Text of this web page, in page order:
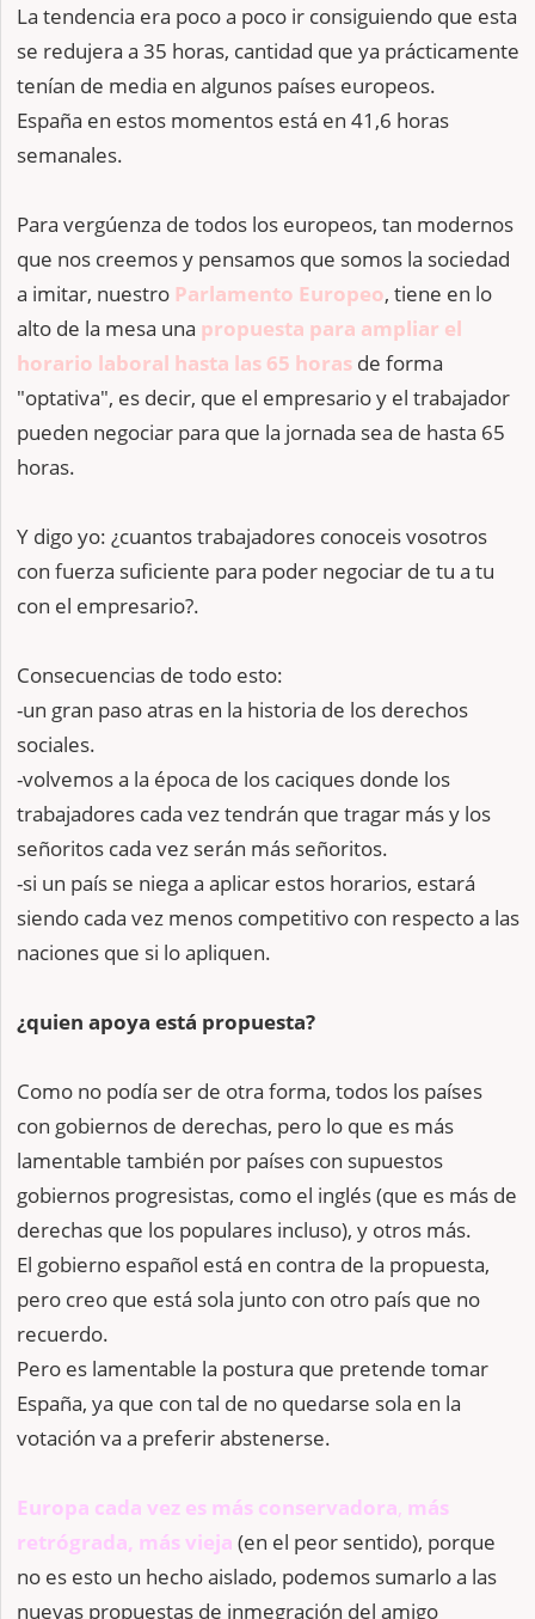
La tendencia era poco a poco ir consiguiendo que esta
se redujera a 35 horas, cantidad que ya prácticamente
tenían de media en algunos países europeos.
España en estos momentos está en 41,6 horas
semanales.
Para vergúenza de todos los europeos, tan modernos
que nos creemos y pensamos que somos la sociedad
a imitar, nuestro Parlamento Europeo, tiene en lo
alto de la mesa una propuesta para ampliar el
horario laboral hasta las 65 horas de forma
"optativa", es decir, que el empresario y el trabajador
pueden negociar para que la jornada sea de hasta 65
horas.
Y digo yo: ¿cuantos trabajadores conoceis vosotros
con fuerza suficiente para poder negociar de tu a tu
con el empresario?.
Consecuencias de todo esto:
-un gran paso atras en la historia de los derechos
sociales.
-volvemos a la época de los caciques donde los
trabajadores cada vez tendrán que tragar más y los
señoritos cada vez serán más señoritos.
-si un país se niega a aplicar estos horarios, estará
siendo cada vez menos competitivo con respecto a las
naciones que si lo apliquen.
¿quien apoya está propuesta?
Como no podía ser de otra forma, todos los países
con gobiernos de derechas, pero lo que es más
lamentable también por países con supuestos
gobiernos progresistas, como el inglés (que es más de
derechas que los populares incluso), y otros más.
El gobierno español está en contra de la propuesta,
pero creo que está sola junto con otro país que no
recuerdo.
Pero es lamentable la postura que pretende tomar
España, ya que con tal de no quedarse sola en la
votación va a preferir abstenerse.
Europa cada vez es más conservadora, más
retrógrada, más vieja (en el peor sentido), porque
no es esto un hecho aislado, podemos sumarlo a las
nuevas propuestas de inmegración del amigo